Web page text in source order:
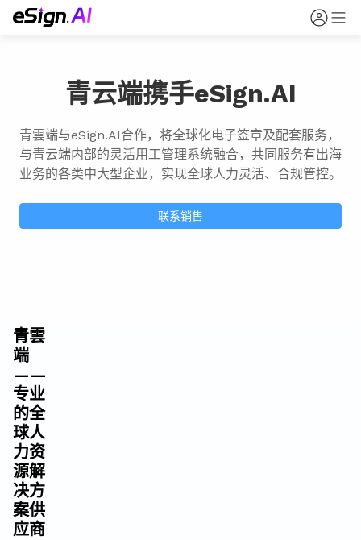
青云端携手eSign.AI
青雲端与eSign.AI合作，将全球化电子签章及配套服务，
与青云端内部的灵活用工管理系统融合，共同服务有出海
业务的各类中大型企业，实现全球人力灵活、合规管控。
联系销售
青雲
端
——
专业
的全
球人
力资
源解
决方
案供
应商